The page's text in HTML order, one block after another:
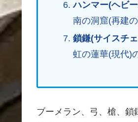
ハンマー(ヘビ
南の洞窟(再建
鎖鎌(サイスチ
虹の蓮華(現代)
ブーメラン、弓、槍、鎖